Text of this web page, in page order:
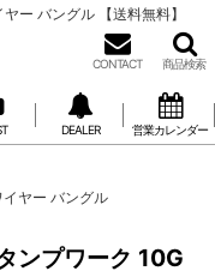
ー バングル 【送料無料】
CONTACT 商品検索
DEALER 営業カレンダー
ヤー バングル
ンプワーク 10G